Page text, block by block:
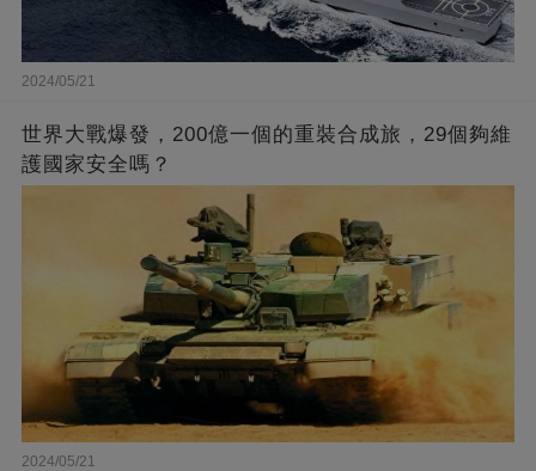
2024/05/21
世界大戰爆發，200億一個的重裝合成旅，29個夠維
護國家安全嗎？
2024/05/21